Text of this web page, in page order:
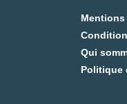
Mentions
Qui
Politique